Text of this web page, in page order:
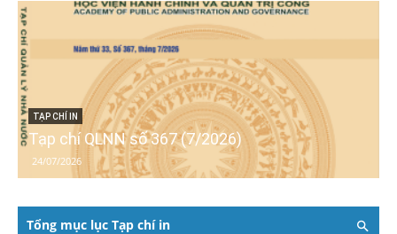
TẠP CHÍ IN
Tạp chí QLNN số 367 (7/2026)
24/07/2026
Tổng mục lục Tạp chí in